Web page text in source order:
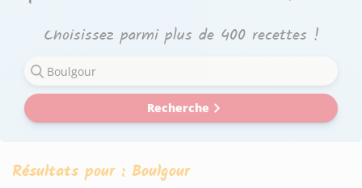
Choisissez parmi plus de 400 recettes !
Recherche
Résultats pour : Boulgour